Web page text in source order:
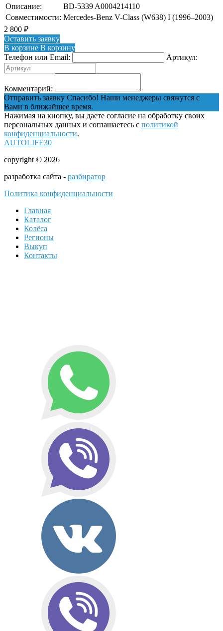
Описание:
BD-5339 A0004214110
Совместимости: Mercedes-Benz V-Class (W638) I (1996–2003)
2 800 ₽
Оставить заявку
В корзине В корзину
Телефон или Email:
Артикул:
Комментарий:
Отправить заявку Спасибо! Наши менеджеры свяжутся с
Вами в ближайшее время.
Нажимая на кнопку, вы даете согласие на обработку своих
персональных данных и соглашаетесь с политикой
конфиденциальности.
AUTOLIFE30
copyright © 2026
разработка сайта - разбиратор
Политика конфиденциальности
Главная
Каталог
Колёса
Регионы
Выкуп
Контакты